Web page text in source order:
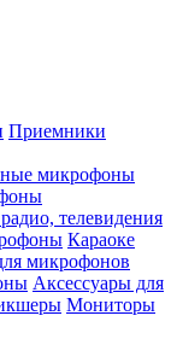
Приемники
микрофоны
телевидения
Караоке
микрофонов
Аксессуары для
Мониторы